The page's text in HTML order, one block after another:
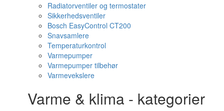
Radiatorventiler og termostater
Sikkerhedsventiler
Bosch EasyControl CT200
Snavsamlere
Temperaturkontrol
Varmepumper
Varmepumper tilbehør
Varmevekslere
Varme & klima - kategorier